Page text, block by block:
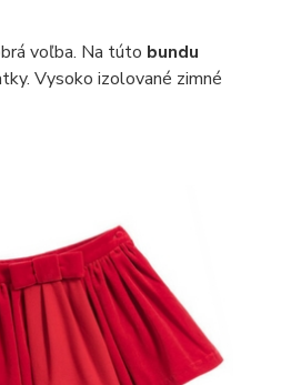
voľba. Na túto bundu
Vysoko izolované zimné